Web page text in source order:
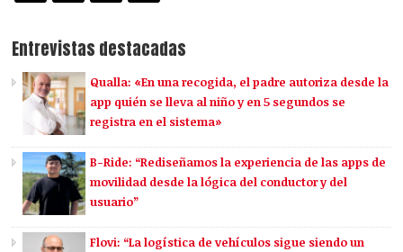
Entrevistas destacadas
Qualla: «En una recogida, el padre autoriza desde la
app quién se lleva al niño y en 5 segundos se
registra en el sistema»
B-Ride: “Rediseñamos la experiencia de las apps de
movilidad desde la lógica del conductor y del
usuario”
Flovi: “La logística de vehículos sigue siendo un